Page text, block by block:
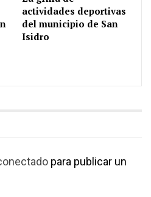
actividades deportivas
del municipio de San
Isidro
para publicar un